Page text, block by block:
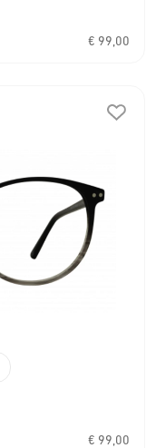
€ 99,00
€ 99,00